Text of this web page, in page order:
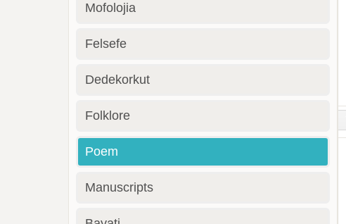
Mofolojia
Felsefe
Dedekorkut
Folklore
Poem
Manuscripts